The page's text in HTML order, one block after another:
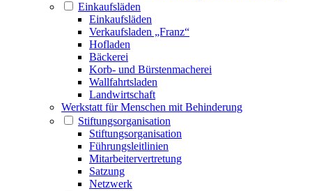
Einkaufsläden
Einkaufsläden
Verkaufsladen „Franz“
Hofladen
Bäckerei
Korb- und Bürstenmacherei
Wallfahrtsladen
Landwirtschaft
Werkstatt für Menschen mit Behinderung
Stiftungsorganisation
Stiftungsorganisation
Führungsleitlinien
Mitarbeitervertretung
Satzung
Netzwerk